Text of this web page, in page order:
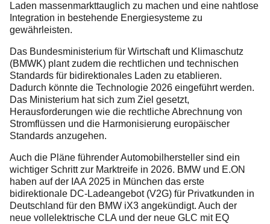
Laden massenmarkttauglich zu machen und eine nahtlose
Integration in bestehende Energiesysteme zu
gewährleisten.
Das Bundesministerium für Wirtschaft und Klimaschutz
(BMWK) plant zudem die rechtlichen und technischen
Standards für bidirektionales Laden zu etablieren.
Dadurch könnte die Technologie 2026 eingeführt werden.
Das Ministerium hat sich zum Ziel gesetzt,
Herausforderungen wie die rechtliche Abrechnung von
Stromflüssen und die Harmonisierung europäischer
Standards anzugehen.
Auch die Pläne führender Automobilhersteller sind ein
wichtiger Schritt zur Marktreife in 2026. BMW und E.ON
haben auf der IAA 2025 in München das erste
bidirektionale DC-Ladeangebot (V2G) für Privatkunden in
Deutschland für den BMW iX3 angekündigt. Auch der
neue vollelektrische CLA und der neue GLC mit EQ